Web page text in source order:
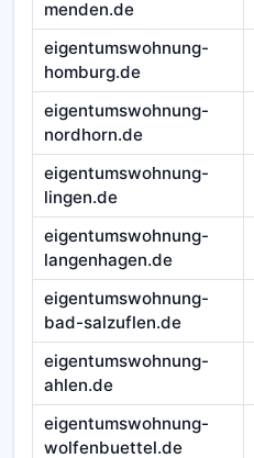
menden.de
eigentumswohnung-
homburg.de
eigentumswohnung-
nordhorn.de
eigentumswohnung-
lingen.de
eigentumswohnung-
langenhagen.de
eigentumswohnung-
bad-salzuflen.de
eigentumswohnung-
ahlen.de
eigentumswohnung-
wolfenbuettel.de